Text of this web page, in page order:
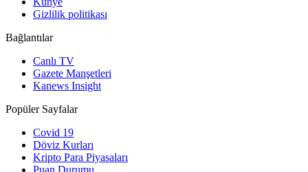
Gizlilik politikası
Bağlantılar
Canlı TV
Gazete Manşetleri
Kanews Insight
Popüler Sayfalar
Covid 19
Döviz Kurları
Kripto Para Piyasaları